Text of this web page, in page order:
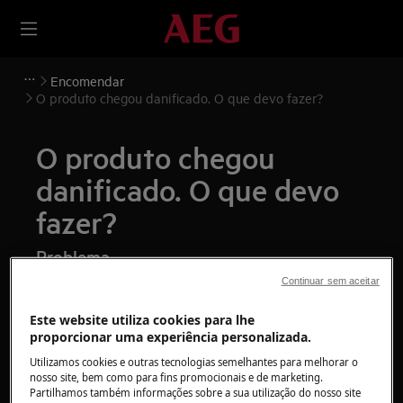
Encomendar
O produto chegou danificado. O que devo fazer?
O produto chegou
danificado. O que devo
fazer?
Problema
O produto chegou danificado. O que devo
fazer?
Solução
Este website utiliza cookies para lhe
proporcionar uma experiência personalizada.
Utilizamos cookies e outras tecnologias semelhantes para melhorar o
nosso site, bem como para fins promocionais e de marketing.
Partilhamos também informações sobre a sua utilização do nosso site
Continuar sem aceitar